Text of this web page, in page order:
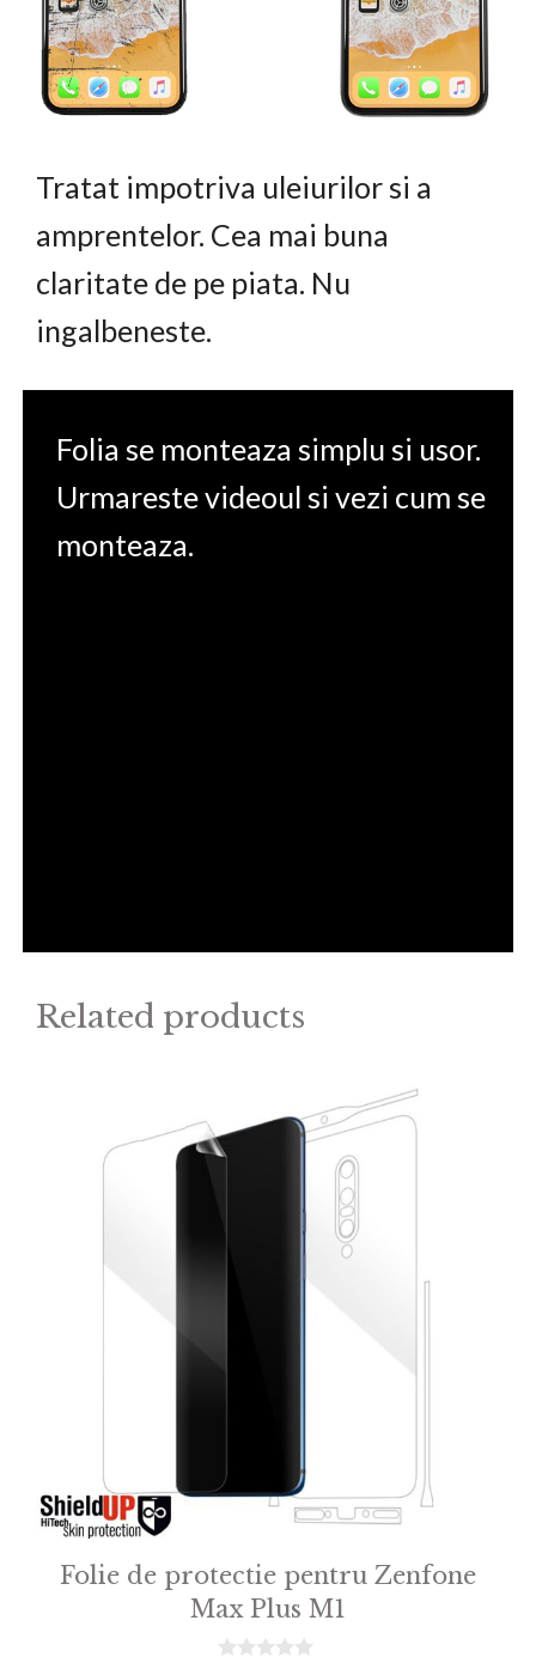
Tratat impotriva uleiurilor si a
amprentelor. Cea mai buna
claritate de pe piata. Nu
ingalbeneste.
Folia se monteaza simplu si usor.
Urmareste videoul si vezi cum se
monteaza.
Related products
Folie de protectie pentru Zenfone
Max Plus M1